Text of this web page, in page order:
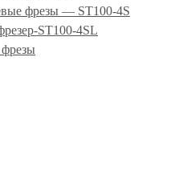
фрезы — ST100-4S
ST100-4SL